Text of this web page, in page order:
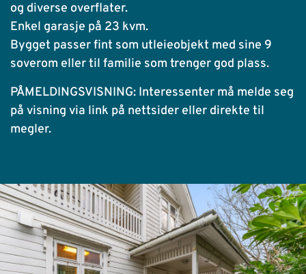
og diverse overflater.
Enkel garasje på 23 kvm.
Bygget passer fint som utleieobjekt med sine 9
soverom eller til familie som trenger god plass.
PÅMELDINGSVISNING: Interessenter må melde seg
på visning via link på nettsider eller direkte til
megler.